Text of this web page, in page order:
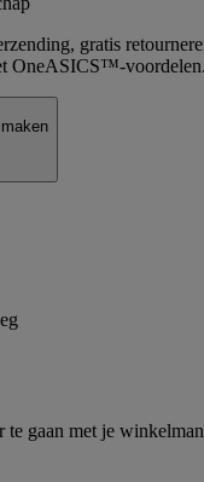
gratis
OneASICS™-voordelen.
te gaan met je